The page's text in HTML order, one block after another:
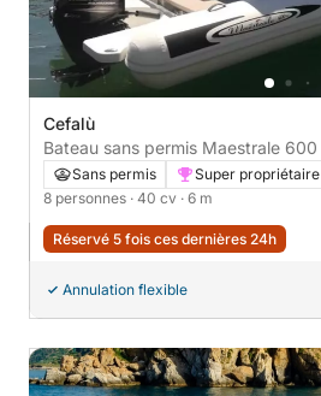
Cefalù
Sans permis
Super propriétaire
8 personnes · 40 cv · 6 m
Réservé 5 fois ces dernières 24h
Annulation flexible